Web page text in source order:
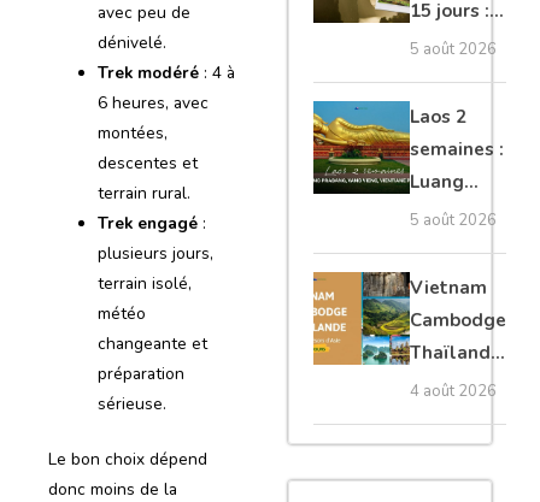
avec peu de
dénivelé.
Trek modéré : 4 à
6 heures, avec
montées,
descentes et
terrain rural.
Trek engagé :
plusieurs jours,
terrain isolé,
météo
changeante et
préparation
sérieuse.
Le bon choix dépend
donc moins de la
15 jours :
Hanoi,
Mékong,
Angkor,
Tonlé Sap
5 août 2026
Laos 2
semaines :
Luang
Prabang,
Vang
Vieng,
Vientiane
privé
5 août 2026
Vietnam
Cambodge
Thaïlande
35 jours :
grands
trésors
d’Asie
4 août 2026